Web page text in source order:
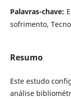
Palavras-chave:
sofrimento,
Resumo
Este estudo
análise